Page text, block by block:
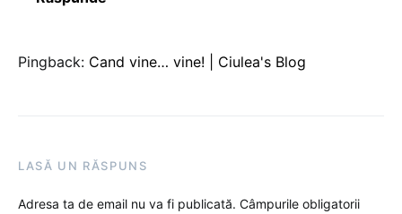
Pingback: Cand vine… vine! | Ciulea's Blog
LASĂ UN RĂSPUNS
Adresa ta de email nu va fi publicată. Câmpurile obligatorii